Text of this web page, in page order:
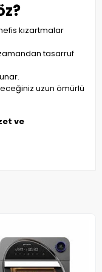
kızartmalar
tasarruf
uzun ömürlü
ve